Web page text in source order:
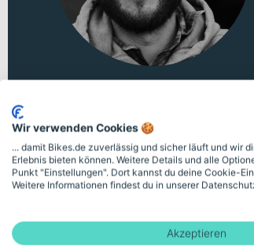
Deine Bike-Features
Wir verwenden Cookies 🍪
... damit Bikes.de zuverlässig und sicher läuft und wir
Erlebnis bieten können. Weitere Details und alle
Punkt "Einstellungen". Dort kannst du deine Cookie-
Weitere Informationen findest du in unserer
Akzeptieren